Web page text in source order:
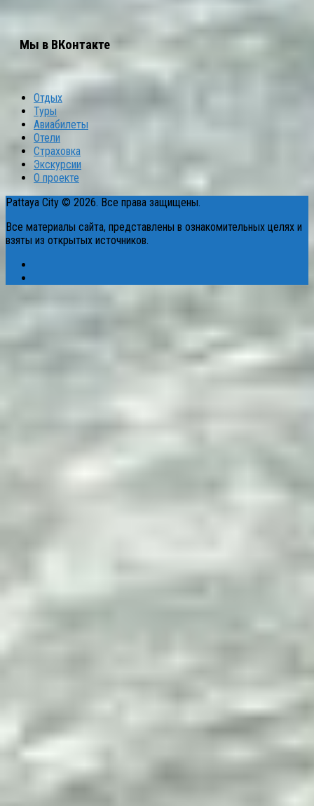
Мы в ВКонтакте
Отдых
Туры
Авиабилеты
Отели
Страховка
Экскурсии
О проекте
Pattaya City © 2026. Все права защищены.
Все материалы сайта, представлены в ознакомительных целях и
взяты из открытых источников.